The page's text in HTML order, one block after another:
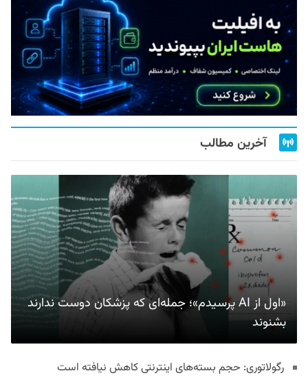
آخرین مطالب
«اول از AI پرسیدم»؛ جمله‌ای که پزشکان دوست ندارند
بشنوند
رگولاتوری: حجم بسته‌های اینترنتی کاهش نیافته است